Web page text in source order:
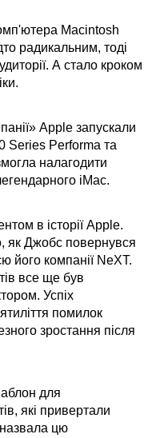
Macintosh
радикальним, тоді
А стало кроком
Apple запускали
Series Performa та
налагодити
iMac.
в історії Apple.
як Джобс повернувся
його компанії NeXT.
все ще був
Успіх
помилок
зростання після
для
які привертали
цю